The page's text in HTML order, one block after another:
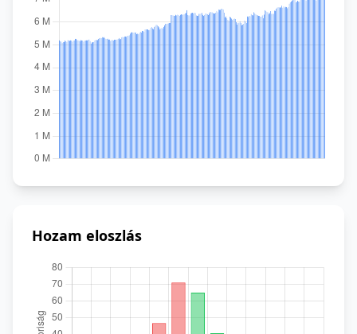
Hozam eloszlás